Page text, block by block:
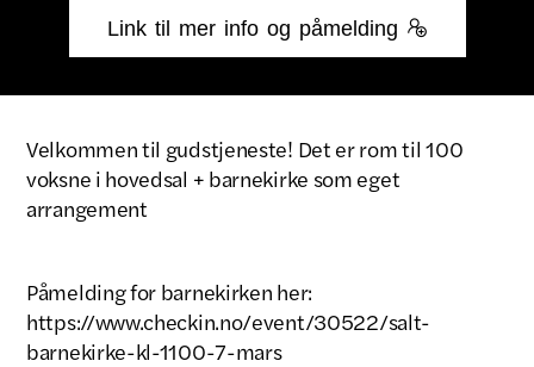
Link til mer info og påmelding 
Velkommen til gudstjeneste! Det er rom til 100
voksne i hovedsal + barnekirke som eget
arrangement
Påmelding for barnekirken her:
https://www.checkin.no/event/30522/salt-
barnekirke-kl-1100-7-mars